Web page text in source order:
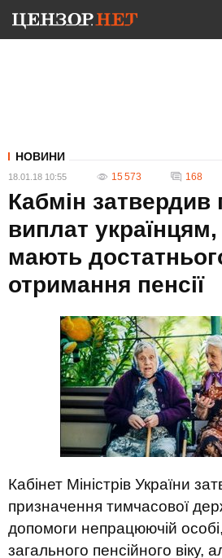
НОВИНИ
18.01.18 10:55 15 573 168
Кабмін затвердив
виплат українцям,
мають
отримання пенсії
Кабінет Міністрів України
призначення тимчасової
допомоги непрацюючій
загального пенсійного віку,